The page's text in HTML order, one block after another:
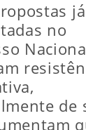
no
de